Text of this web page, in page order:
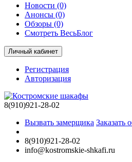
Новости (0)
Анонсы (0)
Обзоры (0)
Смотреть ВесьБлог
Личный кабинет
Регистрация
Авторизация
8(910)921-28-02
Вызвать замерщика Заказать
8(910)921-28-02
info@kostromskie-shkafi.ru